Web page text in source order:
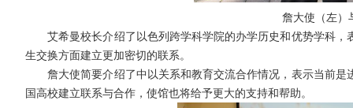
詹大使（左）
艾希曼校长介绍了以色列跨学科学院的办学历史和优势学科
生交换方面建立更加密切的联系。
詹大使简要介绍了中以关系和教育交流合作情况，表示当前
国高校建立联系与合作，使馆也将给予更大的支持和帮助。